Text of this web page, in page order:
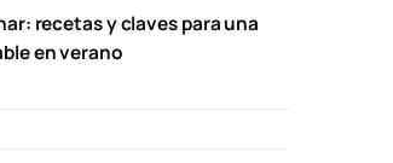
recetas y claves para una
en verano